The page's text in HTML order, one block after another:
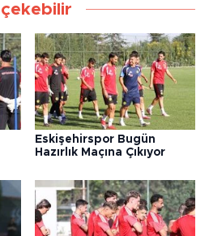
Eskişehirspor Bugün
Hazırlık Maçına Çıkıyor